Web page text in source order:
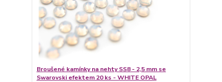
Broušené kamínky na nehty SS8 - 2,5 mm se
Swarovski efektem 20 ks - WHITE OPAL